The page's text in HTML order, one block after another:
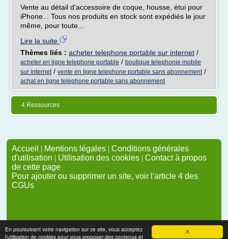
X
En poursuivant votre navigation sur ce site, vous acceptez
l'utilisation de cookies pour vous proposer des contenus et
Vente au détail d'accessoire de coque, housse, étui pour
iPhone... Tous nos produits en stock sont expédiés le jour
même, pour toute...
Lire la suite
Thèmes liés : acheter telephone portable sur internet /
acheter en ligne telephone portable / boutique telephonie mobile
sur internet/ vente en ligne telephone portable sans abonnement/
achat en ligne telephone portable sans abonnement
4 Ressources
Accueil | Mentions légales | Conditions générales
d'utilisation | Utilisation des cookies | Contact à propos
de cette page
Pour ajouter ou supprimer un site, voir l'article 4 des
CGUs